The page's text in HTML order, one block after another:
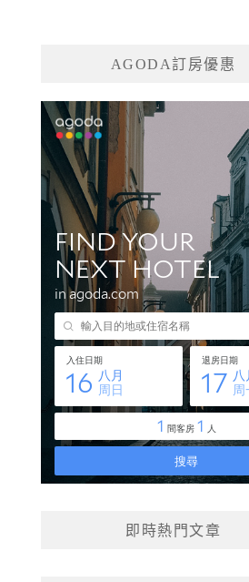
AGODA訂房優惠
即時熱門文章